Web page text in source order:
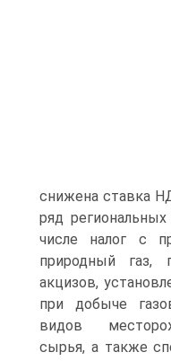
снижена ставка
ряд
числе налог с
природный газ,
акцизов,
при добыче
видов
сырья, а также